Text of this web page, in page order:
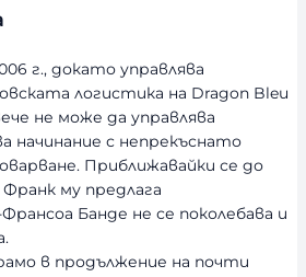
г., докато управлява
логистика на Dragon Bleu
не може да управлява
начинание с непрекъснато
Приближавайки се до
му предлага
Банде не се поколебава и
в продължение на почти